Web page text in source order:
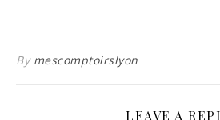
By mescomptoirslyon
LEAVE A